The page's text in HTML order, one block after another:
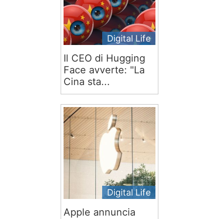
Digital Life
Il CEO di Hugging
Face avverte: "La
Cina sta...
Digital Life
Apple annuncia